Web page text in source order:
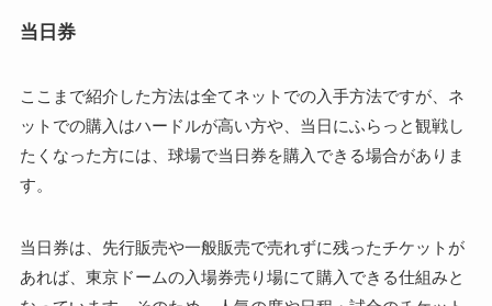
当日券
ここまで紹介した方法は全てネットでの入手方法ですが、ネ
ットでの購入はハードルが高い方や、当日にふらっと観戦し
たくなった方には、球場で当日券を購入できる場合がありま
す。
当日券は、先行販売や一般販売で売れずに残ったチケットが
あれば、東京ドームの入場券売り場にて購入できる仕組みと